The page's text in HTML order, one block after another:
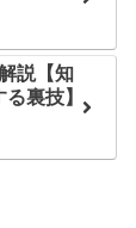
説【知
裏技】